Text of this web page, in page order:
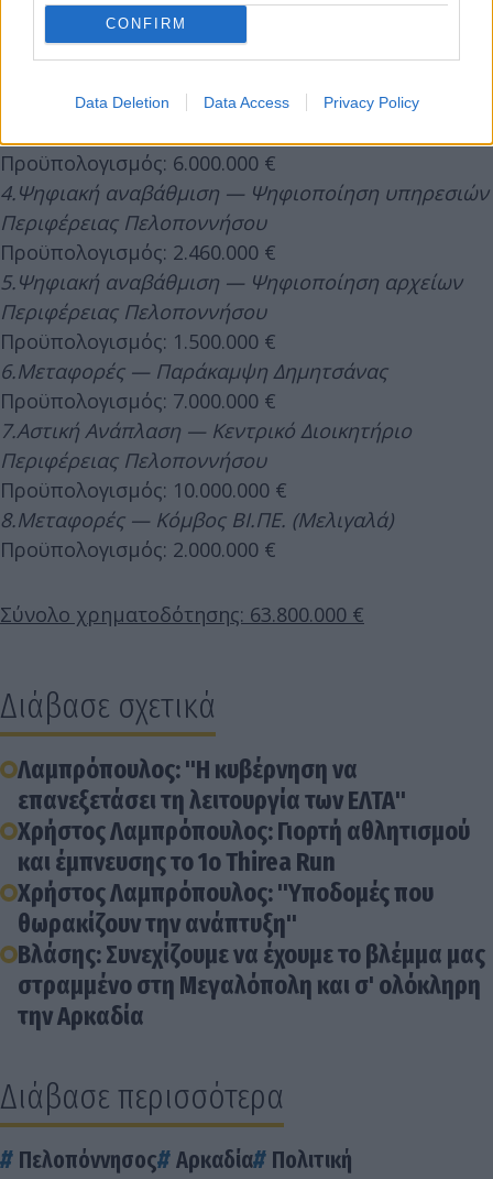
CONFIRM
Data Deletion Data Access Privacy Policy
2.Εκπαίδευση — Δημιουργία ΚΔΑΠ για παιδιά στο
φάσμα της νευροδιαφορετικότητας και του
Προϋπολογισμός: 15.000.000 €
Προϋπολογισμός: 6.000.000 €
4.Ψηφιακή αναβάθμιση — Ψηφιοποίηση υπηρεσιών
Περιφέρειας Πελοποννήσου
Προϋπολογισμός: 2.460.000 €
5.Ψηφιακή αναβάθμιση — Ψηφιοποίηση αρχείων
Περιφέρειας Πελοποννήσου
Προϋπολογισμός: 1.500.000 €
6.Μεταφορές — Παράκαμψη Δημητσάνας
Προϋπολογισμός: 7.000.000 €
7.Αστική Ανάπλαση — Κεντρικό Διοικητήριο
Περιφέρειας Πελοποννήσου
Προϋπολογισμός: 10.000.000 €
8.Μεταφορές — Κόμβος ΒΙ.ΠΕ. (Μελιγαλά)
Προϋπολογισμός: 2.000.000 €
Σύνολο χρηματοδότησης: 63.800.000 €
Διάβασε σχετικά
Λαμπρόπουλος: "Η κυβέρνηση να
επανεξετάσει τη λειτουργία των ΕΛΤΑ"
Χρήστος Λαμπρόπουλος: Γιορτή αθλητισμού
και έμπνευσης το 1ο Thirea Run
Χρήστος Λαμπρόπουλος: "Υποδομές που
θωρακίζουν την ανάπτυξη"
Βλάσης: Συνεχίζουμε να έχουμε το βλέμμα μας
στραμμένο στη Μεγαλόπολη και σ' ολόκληρη
την Αρκαδία
Διάβασε περισσότερα
Πελοπόννησος Αρκαδία Πολιτική